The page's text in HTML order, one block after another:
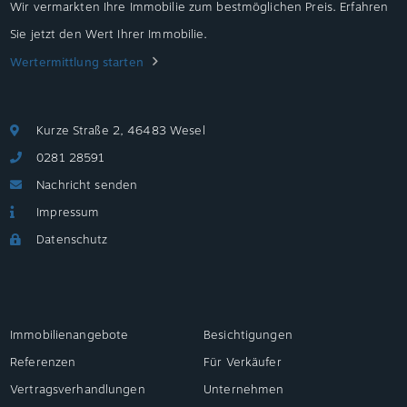
Wir vermarkten Ihre Immobilie zum bestmöglichen Preis. Erfahren
Sie jetzt den Wert Ihrer Immobilie.
Wertermittlung starten
Kurze Straße 2, 46483 Wesel
0281 28591
Nachricht senden
Impressum
Datenschutz
Immobilienangebote
Besichtigungen
Referenzen
Für Verkäufer
Vertragsverhandlungen
Unternehmen